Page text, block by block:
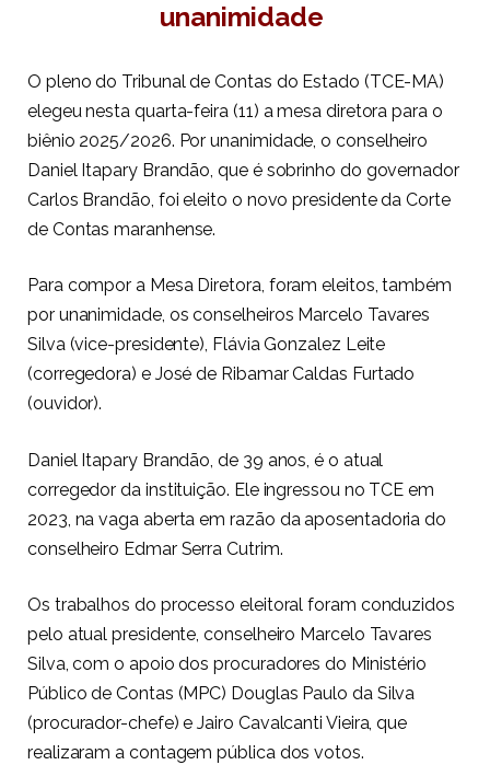
unanimidade
O pleno do Tribunal de Contas do Estado (TCE-MA)
elegeu nesta quarta-feira (11) a mesa diretora para o
biênio 2025/2026. Por unanimidade, o conselheiro
Daniel Itapary Brandão, que é sobrinho do governador
Carlos Brandão, foi eleito o novo presidente da Corte
de Contas maranhense.
Para compor a Mesa Diretora, foram eleitos, também
por unanimidade, os conselheiros Marcelo Tavares
Silva (vice-presidente), Flávia Gonzalez Leite
(corregedora) e José de Ribamar Caldas Furtado
(ouvidor).
Daniel Itapary Brandão, de 39 anos, é o atual
corregedor da instituição. Ele ingressou no TCE em
2023, na vaga aberta em razão da aposentadoria do
conselheiro Edmar Serra Cutrim.
Os trabalhos do processo eleitoral foram conduzidos
pelo atual presidente, conselheiro Marcelo Tavares
Silva, com o apoio dos procuradores do Ministério
Público de Contas (MPC) Douglas Paulo da Silva
(procurador-chefe) e Jairo Cavalcanti Vieira, que
realizaram a contagem pública dos votos.